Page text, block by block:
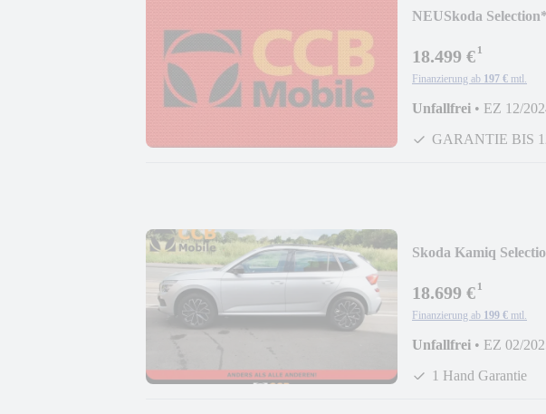
NEUSkoda
18.499 €¹
Finanzierung ab 197 € mtl.
Unfallfrei • EZ 12/
GARANTIE BIS
Skoda Kamiq
18.699 €¹
Finanzierung ab 199 € mtl.
Unfallfrei • EZ 02/
1 Hand Garantie